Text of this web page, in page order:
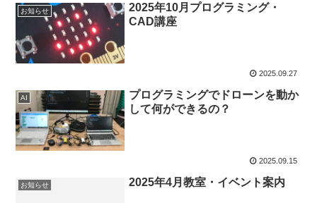
お知らせ
2025年10月プログラミング・
CAD講座
2025.09.27
AI
プログラミングでドローンを動か
して何ができるの？
2025.09.15
お知らせ 2025年4月教室・イベント案内